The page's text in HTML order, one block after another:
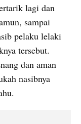
lagi dan
sampai
pelaku lelaki
tersebut.
dan aman
nasibnya